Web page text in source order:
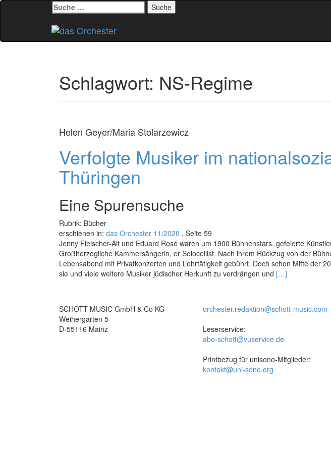
Suche
nach:
springen
Schlagwort: NS-Regime
Helen Geyer/Maria Stolarzewicz
Verfolgte Musiker im
Thüringen
Eine Spurensuche
Rubrik: Bücher
erschienen in: das Orchester 11/2020 , Seite 59
Jenny Fleischer-Alt und Eduard Rosé waren um 1900 Bühnenstars, gefeierte
Großherzogliche Kammersängerin, er Solocellist. Nach ihrem Rückzug von der
Lebensabend mit Privatkonzerten und Lehrtätigkeit gebührt. Doch schon Mitte der
sie und viele weitere Musiker jüdischer Herkunft zu verdrängen und Read
Musiker
Thüringen
[…]
SCHOTT MUSIC GmbH & Co KG
Weihergarten 5
D-55116 Mainz
orchester.redaktion@schott-music.com
Leserservice:
abo-schott@vuservice.de
Printbezug für unisono-Mitglieder:
kontakt@uni-sono.org